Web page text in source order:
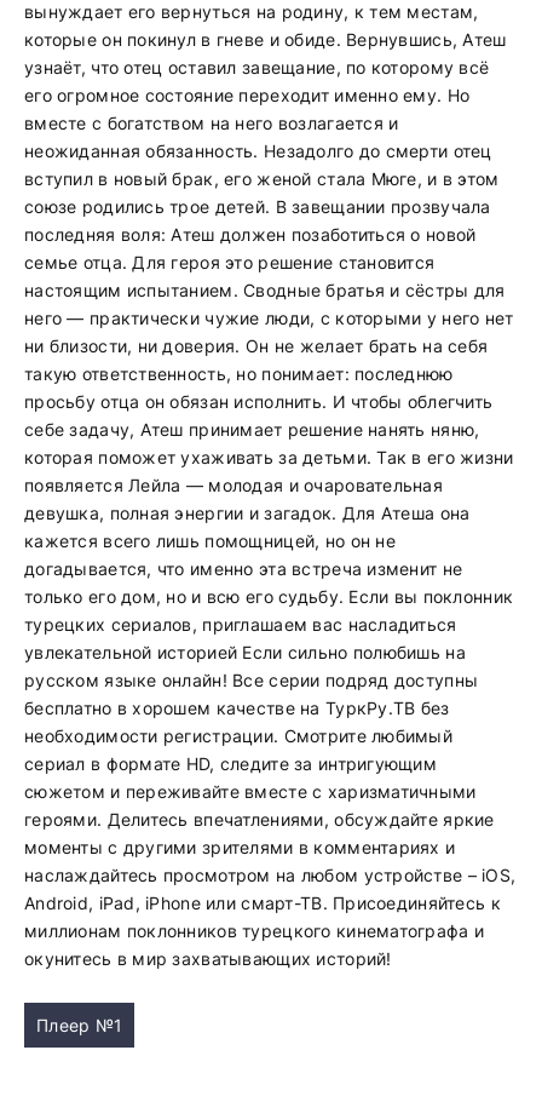
вынуждает его вернуться на родину, к тем местам,
которые он покинул в гневе и обиде. Вернувшись, Атеш
узнаёт, что отец оставил завещание, по которому всё
его огромное состояние переходит именно ему. Но
вместе с богатством на него возлагается и
неожиданная обязанность. Незадолго до смерти отец
вступил в новый брак, его женой стала Мюге, и в этом
союзе родились трое детей. В завещании прозвучала
последняя воля: Атеш должен позаботиться о новой
семье отца. Для героя это решение становится
настоящим испытанием. Сводные братья и сёстры для
него — практически чужие люди, с которыми у него нет
ни близости, ни доверия. Он не желает брать на себя
такую ответственность, но понимает: последнюю
просьбу отца он обязан исполнить. И чтобы облегчить
себе задачу, Атеш принимает решение нанять няню,
которая поможет ухаживать за детьми. Так в его жизни
появляется Лейла — молодая и очаровательная
девушка, полная энергии и загадок. Для Атеша она
кажется всего лишь помощницей, но он не
догадывается, что именно эта встреча изменит не
только его дом, но и всю его судьбу. Если вы поклонник
турецких сериалов, приглашаем вас насладиться
увлекательной историей Если сильно полюбишь на
русском языке онлайн! Все серии подряд доступны
бесплатно в хорошем качестве на ТуркРу.ТВ без
необходимости регистрации. Смотрите любимый
сериал в формате HD, следите за интригующим
сюжетом и переживайте вместе с харизматичными
героями. Делитесь впечатлениями, обсуждайте яркие
моменты с другими зрителями в комментариях и
наслаждайтесь просмотром на любом устройстве – iOS,
Android, iPad, iPhone или смарт-ТВ. Присоединяйтесь к
миллионам поклонников турецкого кинематографа и
окунитесь в мир захватывающих историй!
Плеер №1